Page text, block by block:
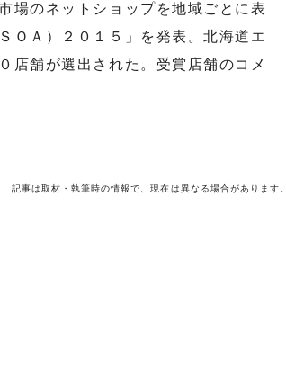
場のネットショップを地域ごとに表
ＯＡ）２０１５」を発表。北海道エ
店舗が選出された。受賞店舗のコメ
記事は取材・執筆時の情報で、現在は異なる場合があります。